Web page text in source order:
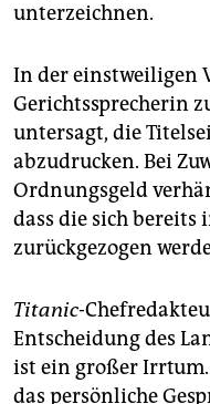
unterzeichnen.
In der einstweiligen
Gerichtssprecherin
untersagt, die
abzudrucken. Bei
Ordnungsgeld
dass die sich
zurückgezogen
Titanic-
Entscheidung des
ist ein großer Irrtum.
das persönliche